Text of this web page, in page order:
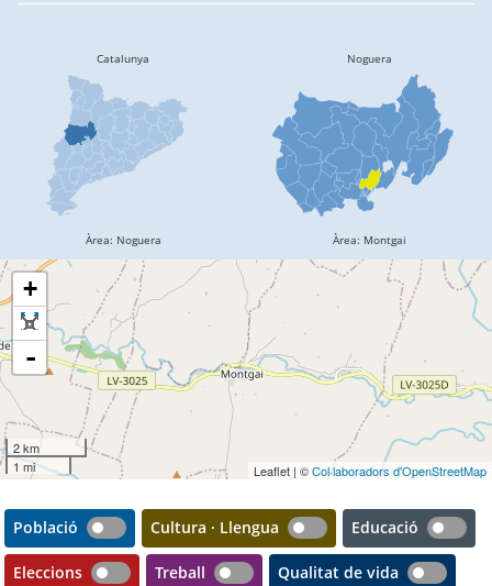
+
-
2 km
1 mi
Leaflet | ©Col·laboradors d'OpenStreetMap
Població Cultura · Llengua Educació
Eleccions Treball Qualitat de vida